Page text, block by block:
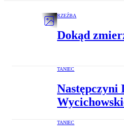
RZEŹBA
Dokąd
TANIEC
Następczyni
TANIEC